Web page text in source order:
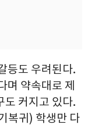
등도 우려된다.
며 약속대로 제
도 커지고 있다.
복귀) 학생만 다